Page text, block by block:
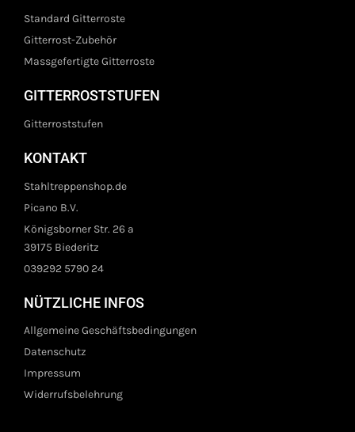
Standard Gitterroste
Gitterrost-Zubehör
Massgefertigte Gitterroste
GITTERROSTSTUFEN
Gitterroststufen
KONTAKT
Stahltreppenshop.de
Picano B.V.
Königsborner Str. 26 a
39175 Biederitz
039292 5790 24
NÜTZLICHE INFOS
Allgemeine Geschäftsbedingungen
Datenschutz
Impressum
Widerrufsbelehrung